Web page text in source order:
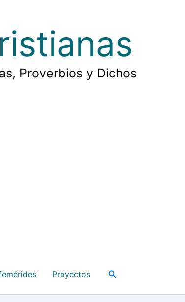
Proverbios y Dichos
Proyectos Buscar